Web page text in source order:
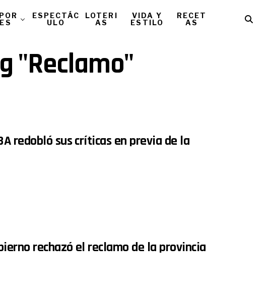
ESPECTÁC
ULO
LOTERI
AS
VIDA Y
ESTILO
RECET
AS
"Reclamo"
redobló sus críticas en previa de la
rechazó el reclamo de la provincia